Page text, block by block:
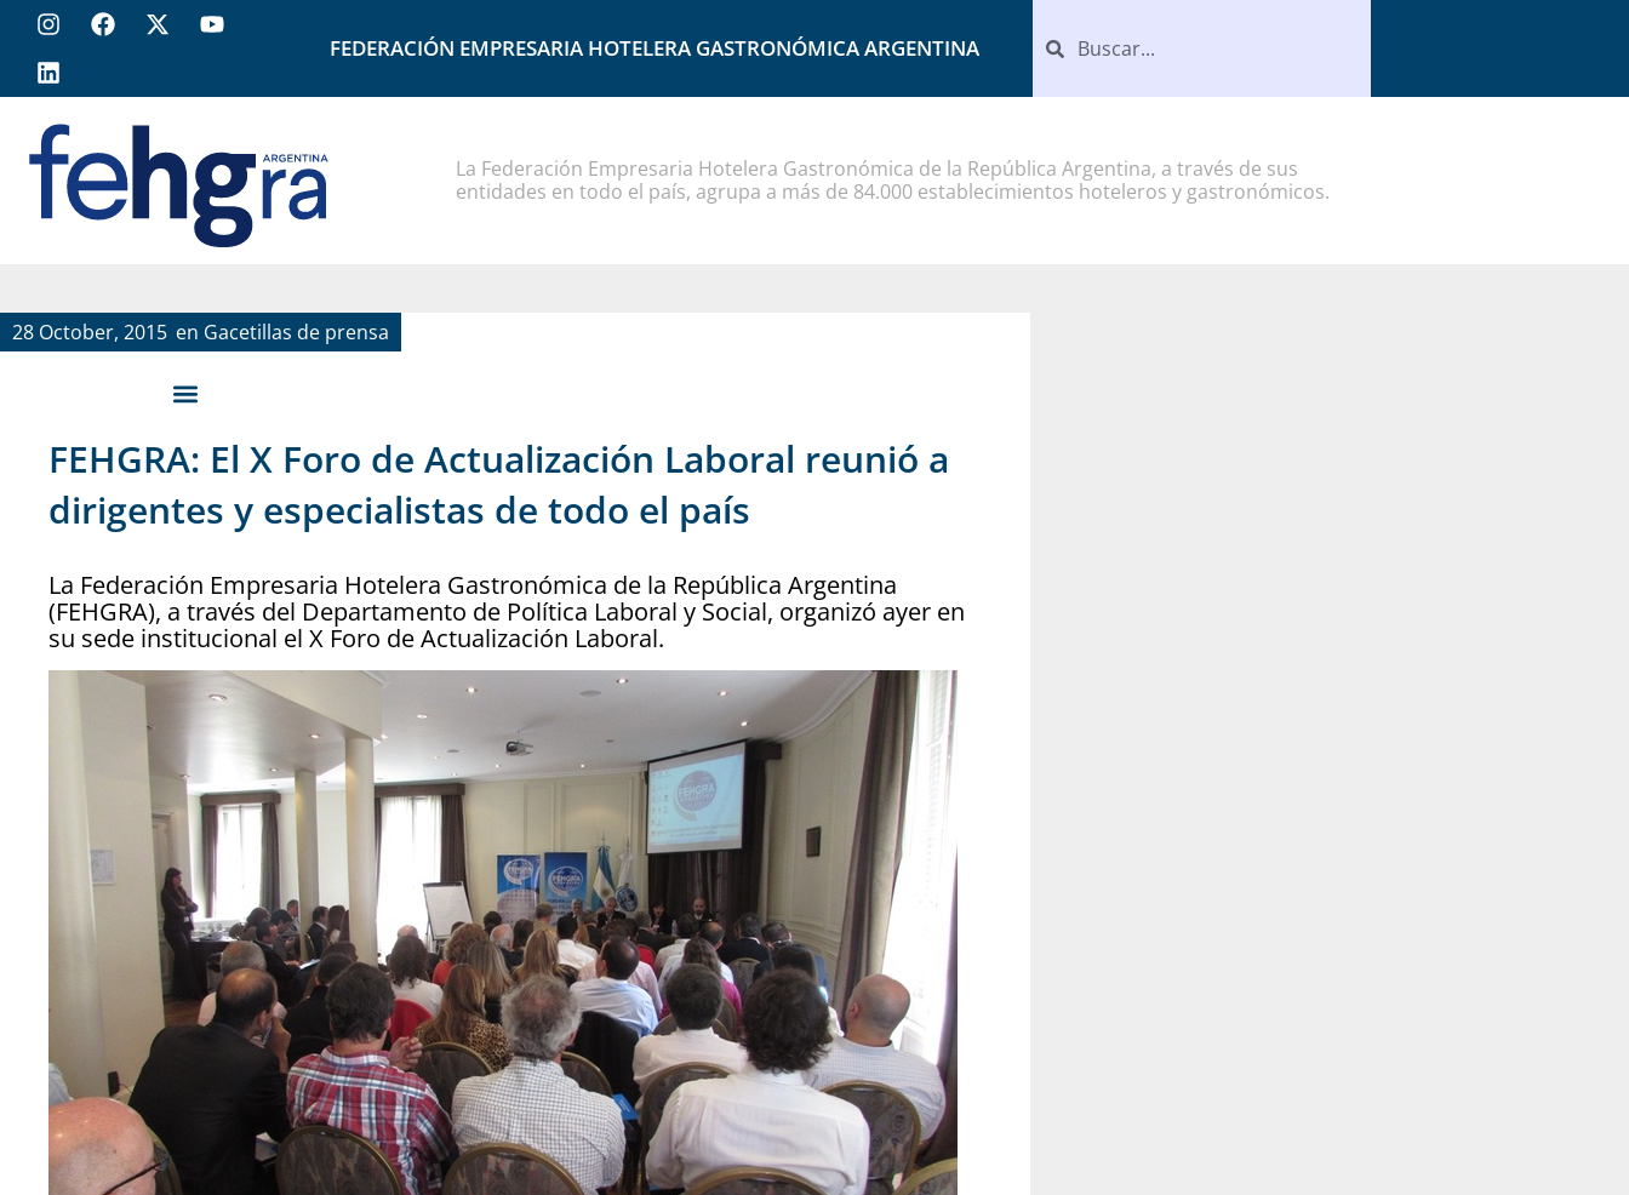
FEDERACIÓN EMPRESARIA HOTELERA GASTRONÓMICA ARGENTINA
La Federación Empresaria Hotelera Gastronómica de la República Argentina, a través de sus
entidades en todo el país, agrupa a más de 84.000 establecimientos hoteleros y gastronómicos.
28 October, 2015 en Gacetillas de prensa
FEHGRA: El X Foro de Actualización Laboral reunió a
dirigentes y especialistas de todo el país
La Federación Empresaria Hotelera Gastronómica de la República Argentina
(FEHGRA), a través del Departamento de Política Laboral y Social, organizó ayer en
su sede institucional el X Foro de Actualización Laboral.